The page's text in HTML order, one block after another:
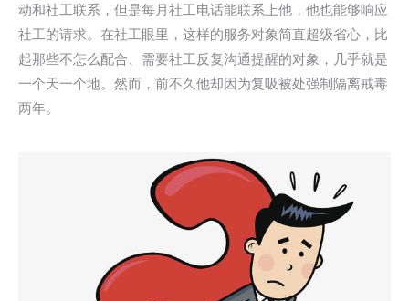
动和社工联系，但是每月社工电话能联系上他，他也能够响应
社工的请求。在社工眼里，这样的服务对象简直超级省心，比
起那些不怎么配合、需要社工反复沟通提醒的对象，几乎就是
一个天一个地。然而，前不久他却因为复吸被处强制隔离戒毒
两年。